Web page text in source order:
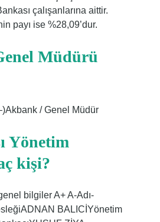
çalışanlarına aittir.
payı ise %28,09’dur.
Müdürü
/ Genel Müdür
Yönetim
kişi?
bilgiler A+ A-Adı-
BALICİYönetim